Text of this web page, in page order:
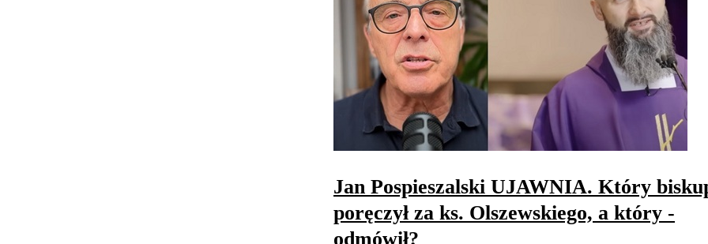
Jan Pospieszalski UJAWNIA. Który
poręczył za ks. Olszewskiego, a który -
odmówił?